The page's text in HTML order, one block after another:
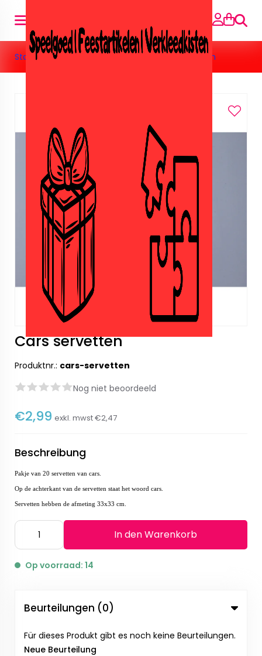
Suche
Startseite» Feestartikelen »Cars » Cars servetten
Cars servetten
Produktnr.: cars-servetten
Nog niet beoordeeld
€2,99 exkl. mwst€2,47
Beschreibung
Pakje van 20 servetten van cars.
Op de achterkant van de servetten staat het woord cars.
Servetten hebben de afmeting 33x33 cm.
In den Warenkorb
Op voorraad: 14
Beurteilungen (0)
Für dieses Produkt gibt es noch keine Beurteilungen.
Neue Beurteilung